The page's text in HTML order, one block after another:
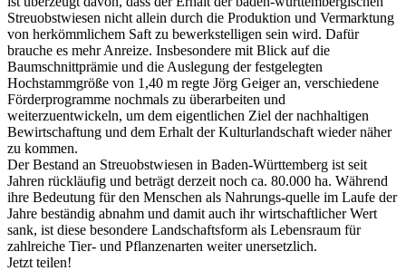
Streuobstwiesen nicht allein durch die Produktion und Vermarktung
von herkömmlichem Saft zu bewerkstelligen sein wird. Dafür
brauche es mehr Anreize. Insbesondere mit Blick auf die
Baumschnittprämie und die Auslegung der festgelegten
Hochstammgröße von 1,40 m regte Jörg Geiger an, verschiedene
Förderprogramme nochmals zu überarbeiten und
weiterzuentwickeln, um dem eigentlichen Ziel der nachhaltigen
Bewirtschaftung und dem Erhalt der Kulturlandschaft wieder näher
zu kommen.
Der Bestand an Streuobstwiesen in Baden-Württemberg ist seit
Jahren rückläufig und beträgt derzeit noch ca. 80.000 ha. Während
ihre Bedeutung für den Menschen als Nahrungs-quelle im Laufe der
Jahre beständig abnahm und damit auch ihr wirtschaftlicher Wert
sank, ist diese besondere Landschaftsform als Lebensraum für
zahlreiche Tier- und Pflanzenarten weiter unersetzlich.
Jetzt teilen!